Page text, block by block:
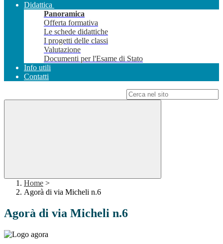
Didattica
Panoramica
Offerta formativa
Le schede didattiche
I progetti delle classi
Valutazione
Documenti per l'Esame di Stato
Info utili
Contatti
Home >
Agorà di via Micheli n.6
Agorà di via Micheli n.6